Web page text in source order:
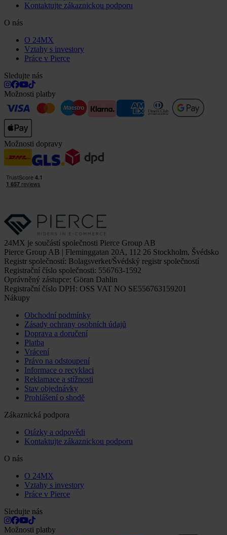
Kontaktujte zákaznickou podporu
O nás
O 24MX
Vztahy s investory
Práce v Pierce
Sledujte nás
Možnosti platby
Možnosti dopravy
24MX je součástí společnosti Pierce Group AB
Pierce Group AB | Fleminggatan 20A, 112 26 Stockholm, Švédsko
Registr společností: Bolagsverket/Švédský registr společností
Registrační číslo společnosti: 556763-1592
Oprávněný zástupce: Göran Dahlin
Registrační číslo DPH: OSS VAT NO SE556763159201
Nákupy
Obchodní podmínky
Zásady ochrany osobních údajů
Doprava a doručení
Platba
Vrácení
Právo na odstoupení
Informace o recyklaci
Reklamace a stížnosti
Stav objednávky
Prohlášení o shodě
Zákaznická podpora
Otázky a odpovědi
Kontaktujte zákaznickou podporu
O nás
O 24MX
Vztahy s investory
Práce v Pierce
Sledujte nás
Možnosti platby